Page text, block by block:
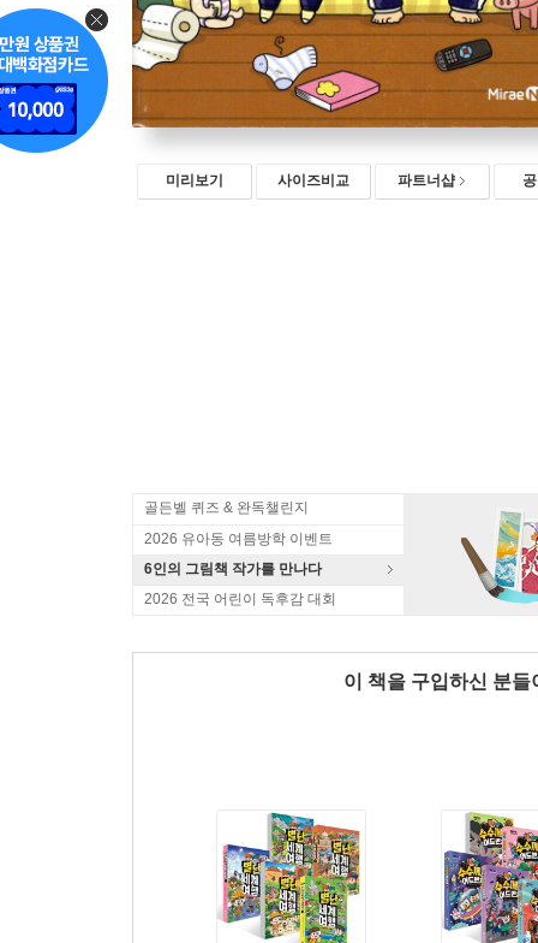
미리보기 사이즈비교 파트너샵
골든벨 퀴즈 & 완독챌린지
2026 유아동 여름방학 이벤트
6인의 그림책 작가를 만나다
2026 전국 어린이 독후감 대회
이 책을 구입하신 분